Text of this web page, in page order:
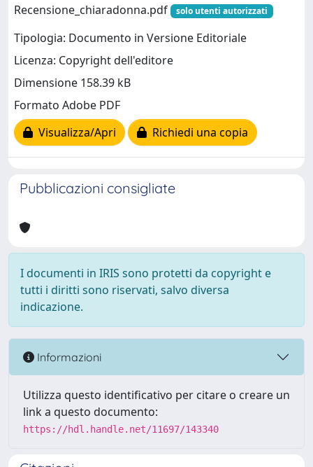
Recensione_chiaradonna.pdf
solo utenti autorizzati
Tipologia: Documento in Versione Editoriale
Licenza: Copyright dell'editore
Dimensione 158.39 kB
Formato Adobe PDF
Visualizza/Apri
Richiedi una copia
Pubblicazioni consigliate
I documenti in IRIS sono protetti da copyright e
tutti i diritti sono riservati, salvo diversa
indicazione.
Informazioni
Utilizza questo identificativo per citare o creare un
link a questo documento:
https://hdl.handle.net/11697/143340